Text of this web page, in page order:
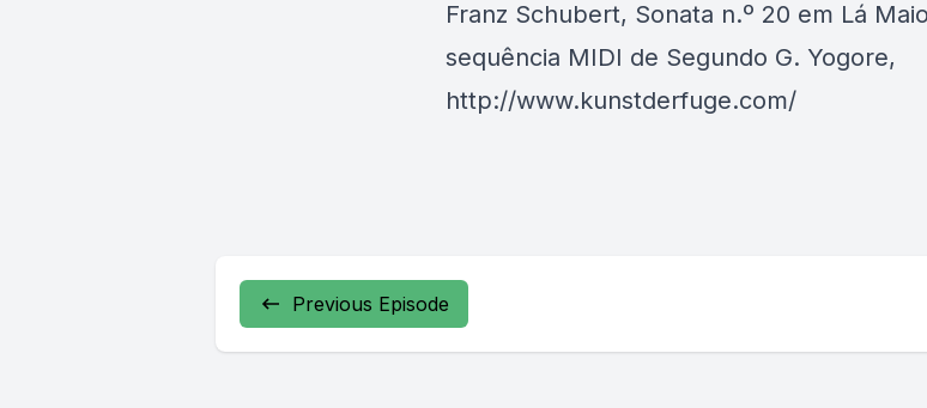
Franz Schubert, Sonata n.º 20 em Lá
sequência MIDI de Segundo G. Yogore,
http://www.kunstderfuge.com/
Previous Episode